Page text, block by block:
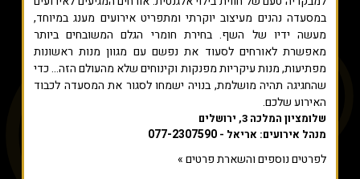
במסעדה נהנים מעיצוב יוקרתי ומתפריט אירועים מענג במיוחד,
מעשה ידיו של השף. בחירת חומרי הגלם המשובחים ביותר
מאפשרת לאורחים לסעוד את נפשם עם מגוון מנות ראשונות
מפתיעות, מנות עיקריות מפנקות וקינוחים שלא מהעולם הזה... כדי
שהחגיגה תהיה מושלמת, בנויה ישמחו לסגור את המסעדה לכבוד
האירוע שלכם.
שלומציון המלכה 3, ירושלים
מנהל אירועים: אריאל - 077-2307590
לפרטים נוספים והשארת פרטים »